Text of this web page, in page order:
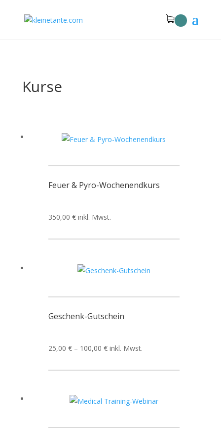
Kurse
Feuer & Pyro-Wochenendkurs
350,00€ inkl. Mwst.
Geschenk-Gutschein
25,00€ – 100,00€ inkl. Mwst.